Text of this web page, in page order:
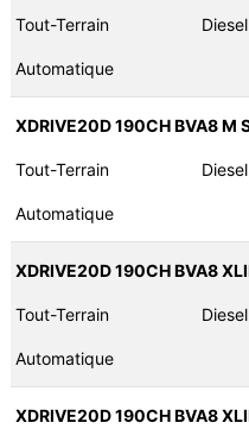
Tout-Terrain Diesel
Automatique
XDRIVE20D 190CH BVA8 M
Tout-Terrain Diesel
Automatique
XDRIVE20D 190CH BVA8
Tout-Terrain Diesel
Automatique
XDRIVE20D 190CH BVA8